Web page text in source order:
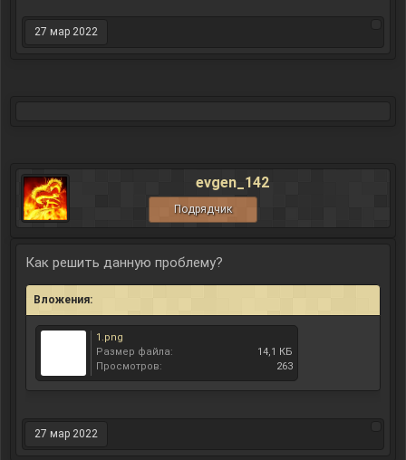
27 мар 2022
evgen_142
Подрядчик
Как решить данную проблему?
Вложения:
1.png
Размер файла:
14,1 КБ
Просмотров:
263
27 мар 2022